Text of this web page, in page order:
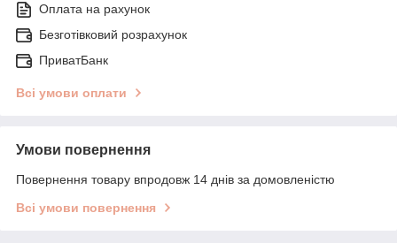
Оплата на рахунок
Безготівковий розрахунок
ПриватБанк
Всі умови оплати
Умови повернення
Повернення товару впродовж 14 днів за домовленістю
Всі умови повернення